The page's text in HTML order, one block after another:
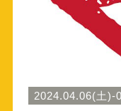
2024.04.06(土)-